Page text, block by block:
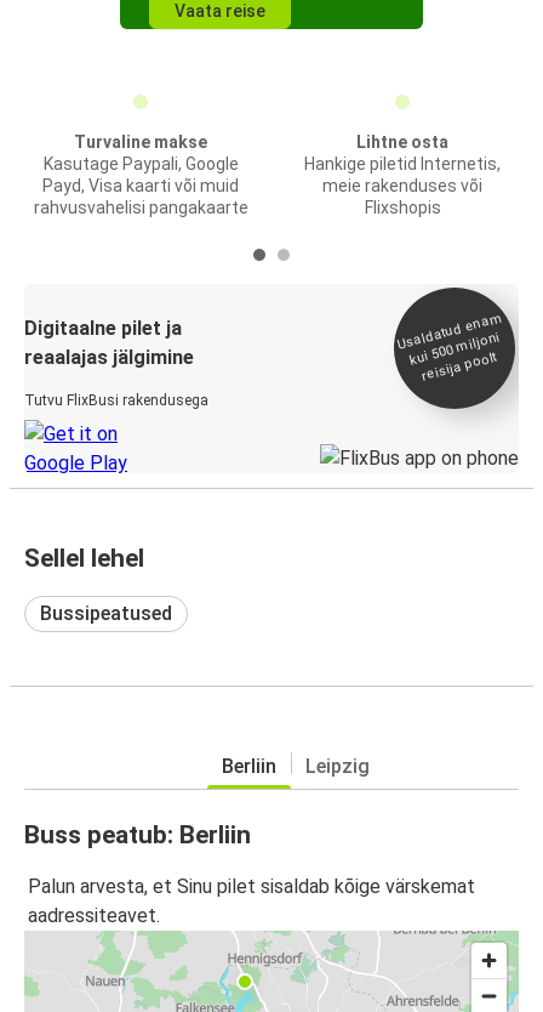
Vaata reise
Turvaline makse
Kasutage Paypali, Google
Payd, Visa kaarti või muid
rahvusvahelisi pangakaarte
Lihtne osta
Hankige piletid Internetis,
meie rakenduses või
Flixshopis
Digitaalne pilet ja
reaalajas jälgimine
Tutvu FlixBusi rakendusega
Usaldatud ena
m
kui 500
miljoni
reisija poolt
Sellel lehel
Bussipeatused
Berliin Leipzig
Buss peatub: Berliin
Palun arvesta, et Sinu pilet sisaldab kõige värskemat
aadressiteavet.